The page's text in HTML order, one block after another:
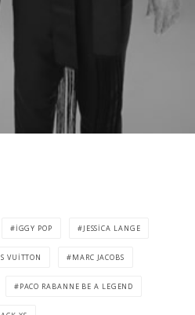
IGGY POP JESSICA LANGE
VUITTON MARC JACOBS
PACO RABANNE BE A LEGEND